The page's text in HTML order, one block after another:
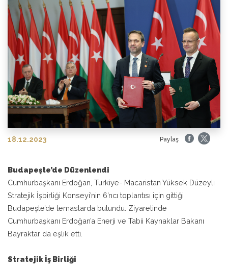
18.12.2023 Paylaş
Budapeşte’de Düzenlendi
Cumhurbaşkanı Erdoğan, Türkiye- Macaristan Yüksek Düzeyli
Stratejik İşbirliği Konseyi’nin 6’ncı toplantısı için gittiği
Budapeşte’de temaslarda bulundu. Ziyaretinde
Cumhurbaşkanı Erdoğan’a Enerji ve Tabii Kaynaklar Bakanı
Bayraktar da eşlik etti.
Stratejik İş Birliği